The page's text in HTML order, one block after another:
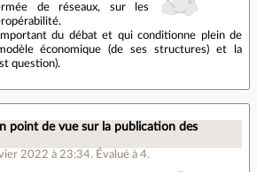
de réseaux, sur les
du débat et qui conditionne plein de
économique (de ses structures) et la
question).
point de vue sur la publication des
2022 à 23:34. Évalué à 4.